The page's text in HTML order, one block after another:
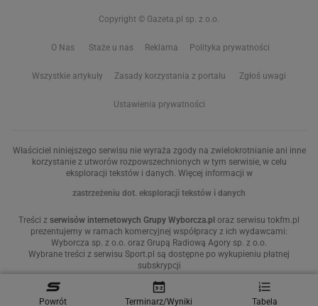
Powrót Terminarz/Wyniki Tabela
Copyright © Gazeta.pl sp. z o.o.
O Nas Staże u nas Reklama Polityka prywatności
Wszystkie artykuły Zasady korzystania z portalu Zgłoś uwagi
Ustawienia prywatności
Właściciel niniejszego serwisu nie wyraża zgody na zwielokrotnianie ani inne
korzystanie z utworów rozpowszechnionych w tym serwisie, w celu
eksploracji tekstów i danych. Więcej informacji w
zastrzeżeniu dot. eksploracji tekstów i danych
Treści z serwisów internetowych Grupy Wyborcza.pl oraz serwisu tokfm.pl
prezentujemy w ramach komercyjnej współpracy z ich wydawcami:
Wyborcza sp. z o.o. oraz Grupą Radiową Agory sp. z o.o.
Wybrane treści z serwisu Sport.pl są dostępne po wykupieniu płatnej
subskrypcji